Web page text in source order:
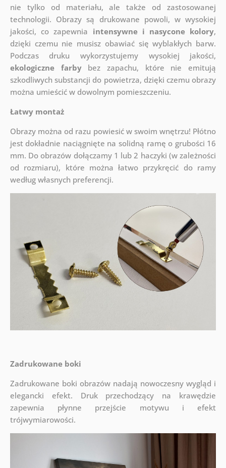
nie tylko od materiału, ale także od zastosowanej
technologii. Obrazy są drukowane powoli, w wysokiej
jakości, co zapewnia intensywne i nasycone kolory,
dzięki czemu nie musisz obawiać się wyblakłych barw.
Podczas druku wykorzystujemy wysokiej jakości,
ekologiczne farbybez zapachu, które nie emitują
szkodliwych substancji do powietrza, dzięki czemu obrazy
można umieścić w dowolnym pomieszczeniu.
Łatwy montaż
Obrazy można od razu powiesić w swoim wnętrzu! Płótno
jest dokładnie naciągnięte na solidną ramę o grubości 16
mm. Do obrazów dołączamy 1 lub 2 haczyki (w zależności
od rozmiaru), które można łatwo przykręcić do ramy
według własnych preferencji.
Zadrukowane boki
Zadrukowane boki obrazów nadają nowoczesny wygląd i
elegancki efekt. Druk przechodzący na krawędzie
zapewnia płynne przejście motywu i efekt
trójwymiarowości.